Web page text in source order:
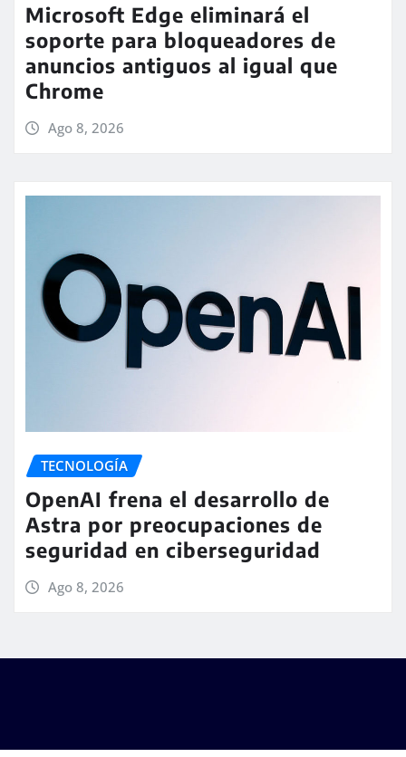
Microsoft Edge eliminará el
soporte para bloqueadores de
anuncios antiguos al igual que
Chrome
Ago 8, 2026
TECNOLOGÍA
OpenAI frena el desarrollo de
Astra por preocupaciones de
seguridad en ciberseguridad
Ago 8, 2026